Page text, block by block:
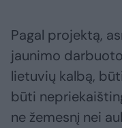
Pagal projektą,
jaunimo
lietuvių kalbą,
būti
ne žemesnį nei